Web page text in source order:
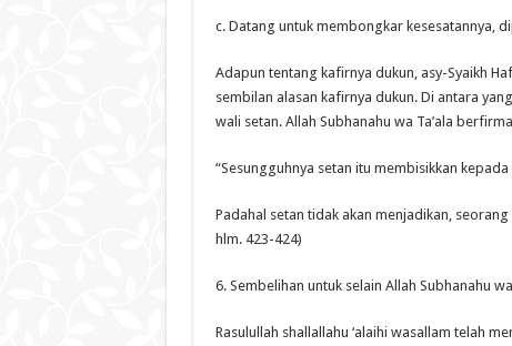
c. Datang untuk membongkar kesesatannya,
Adapun tentang kafirnya dukun, asy-Syaikh
sembilan alasan kafirnya dukun. Di antara
wali setan. Allah Subhanahu wa Ta’ala
“Sesungguhnya setan itu membisikkan
Padahal setan tidak akan menjadikan,
hlm. 423-424)
6. Sembelihan untuk selain Allah Subhanahu wa
Rasulullah shallallahu ‘alaihi wasallam telah